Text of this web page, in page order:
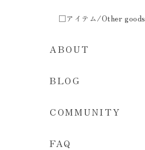
□アイテム/Other goods
ABOUT
BLOG
COMMUNITY
FAQ